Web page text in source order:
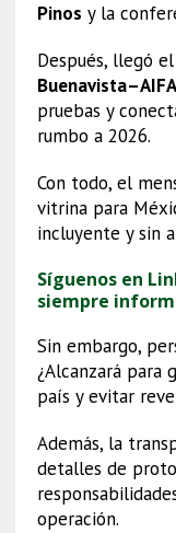
Pinos y la
Después, llegó
Buenavista–AIFA
pruebas y
rumbo a 2026.
Con todo, el
vitrina para
incluyente y sin
Síguenos en
siempre
Sin embargo,
¿Alcanzará para
país y evitar
Además, la
detalles de
operación.